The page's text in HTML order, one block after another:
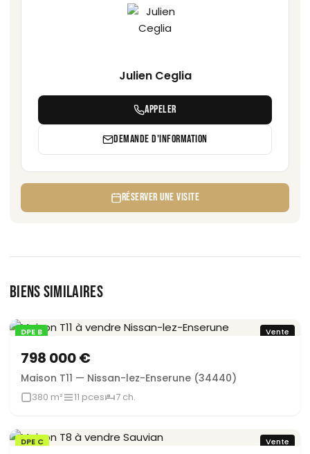
Julien Ceglia
APPELER
DEMANDE D'INFORMATION
RÉSERVER UNE VISITE
BIENS SIMILAIRES
DPE B Vente
798 000 €
Maison T11 — Nissan-lez-Enserune (34440)
380 m² 11 pces 7 ch.
DPE C Vente